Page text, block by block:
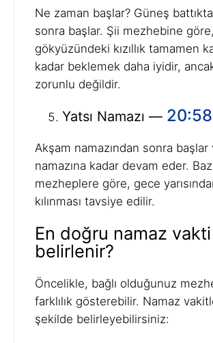
Ne zaman başlar? Güneş
sonra başlar. Şii mezhebine göre,
gökyüzündeki kızıllık tamamen
kadar beklemek daha iyidir,
zorunlu değildir.
Yatsı Namazı — 20:58
Akşam namazından sonra başlar
namazına kadar devam eder.
mezheplere göre, gece
kılınması tavsiye edilir.
En doğru namaz vakti
belirlenir?
Öncelikle, bağlı olduğunuz
farklılık gösterebilir. Namaz
şekilde belirleyebilirsiniz: